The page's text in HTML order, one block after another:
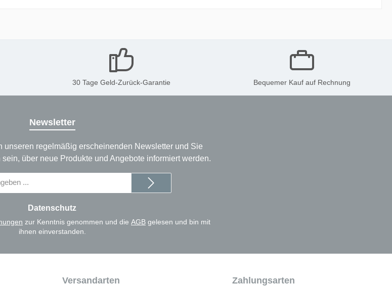
30 Tage Geld-Zurück-Garantie Bequemer Kauf auf Rechnung
Newsletter
unseren regelmäßig erscheinenden Newsletter und Sie
über neue Produkte und Angebote informiert werden.
Datenschutz
zur Kenntnis genommen und die AGB gelesen und bin mit
ihnen einverstanden.
Versandarten Zahlungsarten